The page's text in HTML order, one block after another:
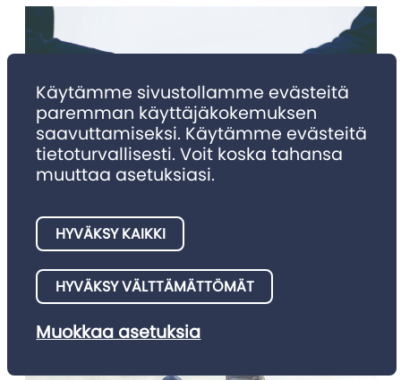
Nimitykset 4/2025
Julkaisemme tällä palstalla asianajotoimistojen meille
ilmoittamia nimitysuutisia.
Käytämme sivustollamme evästeitä
paremman käyttäjäkokemuksen
saavuttamiseksi. Käytämme evästeitä
tietoturvallisesti. Voit koska tahansa
muuttaa asetuksiasi.
HYVÄKSY VÄLTTÄMÄTTÖMÄT
HYVÄKSY KAIKKI
Muokkaa asetuksia